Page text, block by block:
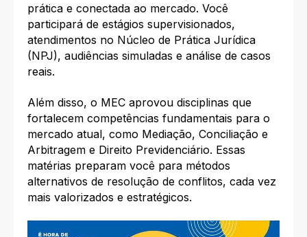
prática e conectada ao mercado. Você
participará de estágios supervisionados,
atendimentos no Núcleo de Prática Jurídica
(NPJ), audiências simuladas e análise de casos
reais.​
Além disso, o MEC aprovou disciplinas que
fortalecem competências fundamentais para o
mercado atual, como Mediação, Conciliação e
Arbitragem e Direito Previdenciário. Essas
matérias preparam você para métodos
alternativos de resolução de conflitos, cada vez
mais valorizados e estratégicos.​